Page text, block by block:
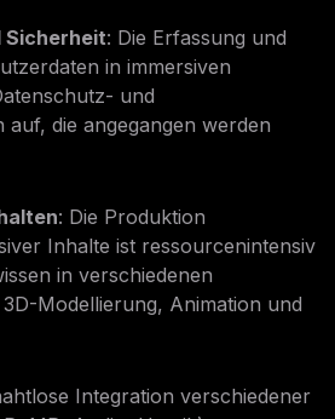
Sicherheit: Die Erfassung und
in immersiven
und
auf, die angegangen werden
: Die Produktion
Inhalte ist ressourcenintensiv
in verschiedenen
Modellierung, Animation und
Integration verschiedener